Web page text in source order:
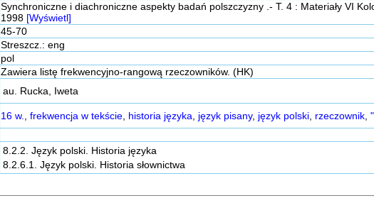
Synchroniczne i diachroniczne aspekty badań polszczyzny .- T. 4 : Materiały VI
1998 [Wyświetl]
45-70
Streszcz.: eng
pol
Zawiera listę frekwencyjno-rangową rzeczowników. (HK)
au. Rucka, Iweta
16 w., frekwencja w tekście, historia języka, język pisany, język polski, rzeczownik,
8.2.2. Język polski. Historia języka
8.2.6.1. Język polski. Historia słownictwa